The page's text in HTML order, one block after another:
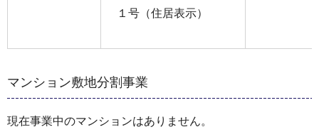
１号（住居表示）
マンション敷地分割事業
現在事業中のマンションはありません。